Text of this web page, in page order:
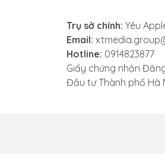
Nếu bạn gặp
uy tín để được
Trụ sở chính: Yêu
Email:
Hotline: 0914823877
Giấy chứng nhận
Đầu tư Thành phố